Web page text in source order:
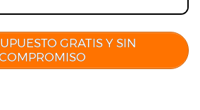
GRATIS Y SIN